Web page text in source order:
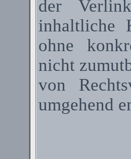
der
inhaltliche
ohne
nicht
von
umgehend